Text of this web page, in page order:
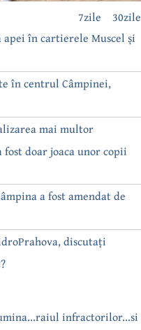
30zile
7zile
apei în cartierele Muscel și
în centrul Câmpinei,
mai multor
doar joaca unor copii
a fost amendat de
discutați
infractorilor...si